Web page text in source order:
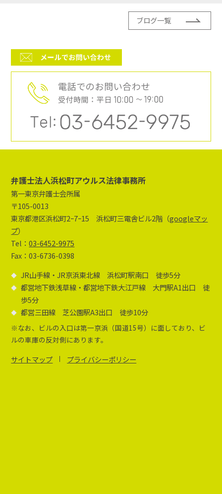
ブログ一覧
弁護士法人浜松町アウルス法律事務所
第一東京弁護士会所属
〒105-0013
東京都港区浜松町2ｰ7ｰ15 浜松町三電舎ビル2階（googleマッ
プ）
Tel：03-6452-9975
Fax：03-6736-0398
JR山手線・JR京浜東北線 浜松町駅南口 徒歩5分
都営地下鉄浅草線・都営地下鉄大江戸線 大門駅A1出口 徒
歩5分
都営三田線 芝公園駅A3出口 徒歩10分
※なお、ビルの入口は第一京浜（国道15号）に面しており、ビ
ルの車庫の反対側にあります。
サイトマップ プライバシーポリシー